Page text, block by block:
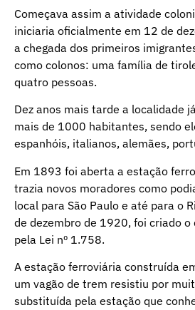
Começava assim a atividade
iniciaria oficialmente em 12 de
a chegada dos primeiros
como colonos: uma família de
quatro pessoas.
Dez anos mais tarde a localidade
mais de 1000 habitantes, sendo
espanhóis, italianos, alemães,
Em 1893 foi aberta a estação
trazia novos moradores como
local para São Paulo e até para o
de dezembro de 1920, foi criado o
pela Lei nº 1.758.
A estação ferroviária construída
um vagão de trem resistiu por
substituída pela estação que